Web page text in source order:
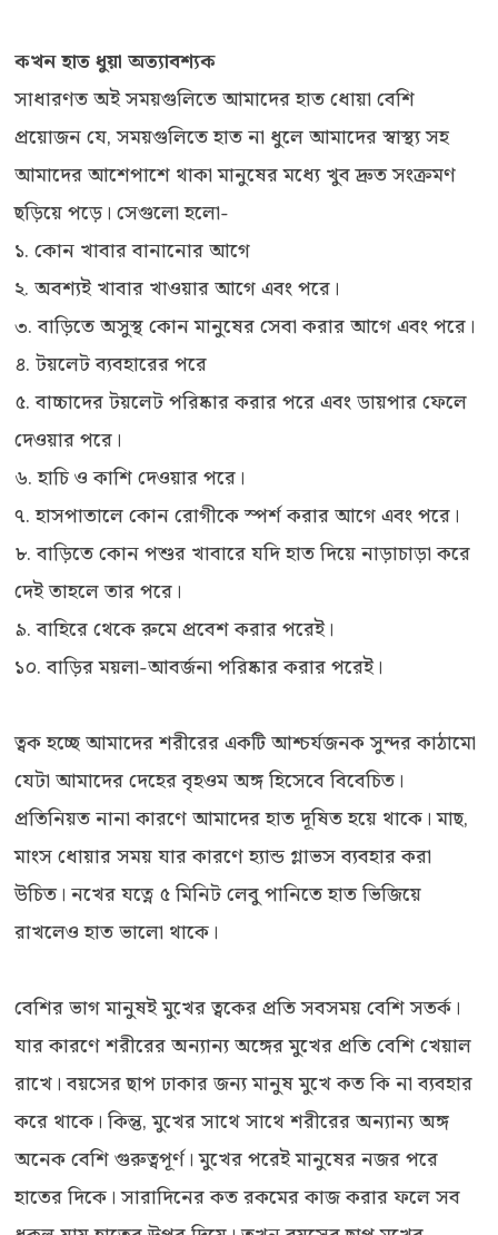
কখন হাত ধুয়া অত্যাবশ্যক
সাধারণত অই সময়গুলিতে আমাদের হাত ধোয়া বেশি
প্রয়োজন যে, সময়গুলিতে হাত না ধুলে আমাদের স্বাস্থ্য সহ
আমাদের আশেপাশে থাকা মানুষের মধ্যে খুব দ্রুত সংক্রমণ
ছড়িয়ে পড়ে। সেগুলো হলো-
১. কোন খাবার বানানোর আগে
২. অবশ্যই খাবার খাওয়ার আগে এবং পরে।
৩. বাড়িতে অসুস্থ কোন মানুষের সেবা করার আগে এবং পরে।
৪. টয়লেট ব্যবহারের পরে
৫. বাচ্চাদের টয়লেট পরিষ্কার করার পরে এবং ডায়পার ফেলে
দেওয়ার পরে।
৬. হাচি ও কাশি দেওয়ার পরে।
৭. হাসপাতালে কোন রোগীকে স্পর্শ করার আগে এবং পরে।
৮. বাড়িতে কোন পশুর খাবারে যদি হাত দিয়ে নাড়াচাড়া করে
দেই তাহলে তার পরে।
৯. বাহিরে থেকে রুমে প্রবেশ করার পরেই।
১০. বাড়ির ময়লা-আবর্জনা পরিষ্কার করার পরেই।
ত্বক হচ্ছে আমাদের শরীরের একটি আশ্চর্যজনক সুন্দর কাঠামো
যেটা আমাদের দেহের বৃহওম অঙ্গ হিসেবে বিবেচিত।
প্রতিনিয়ত নানা কারণে আমাদের হাত দূষিত হয়ে থাকে। মাছ,
মাংস ধোয়ার সময় যার কারণে হ্যান্ড গ্লাভস ব্যবহার করা
উচিত। নখের যত্নে ৫ মিনিট লেবু পানিতে হাত ভিজিয়ে
রাখলেও হাত ভালো থাকে।
বেশির ভাগ মানুষই মুখের ত্বকের প্রতি সবসময় বেশি সতর্ক।
যার কারণে শরীরের অন্যান্য অঙ্গের মুখের প্রতি বেশি খেয়াল
রাখে। বয়সের ছাপ ঢাকার জন্য মানুষ মুখে কত কি না ব্যবহার
করে থাকে। কিন্তু, মুখের সাথে সাথে শরীরের অন্যান্য অঙ্গ
অনেক বেশি গুরুত্বপূর্ণ। মুখের পরেই মানুষের নজর পরে
হাতের দিকে। সারাদিনের কত রকমের কাজ করার ফলে সব